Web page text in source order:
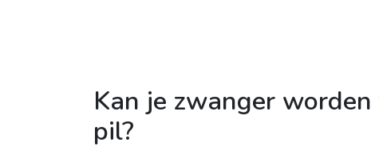
Kan je zwanger
pil?